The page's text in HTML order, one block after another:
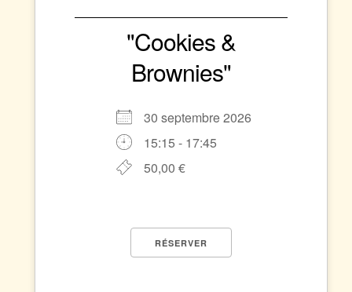
"Cookies &
Brownies"
30 septembre 2026
15:15 - 17:45
50,00 €
RÉSERVER